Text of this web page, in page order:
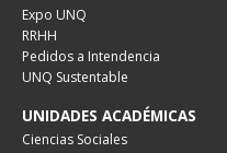
Expo UNQ
RRHH
Pedidos a Intendencia
UNQ Sustentable
UNIDADES ACADÉMICAS
Ciencias Sociales